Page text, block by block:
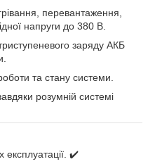
перевантаження,
напруги до 380 В.
заряду АКБ
та стану системи.
розумній системі
експлуатації. ✔️